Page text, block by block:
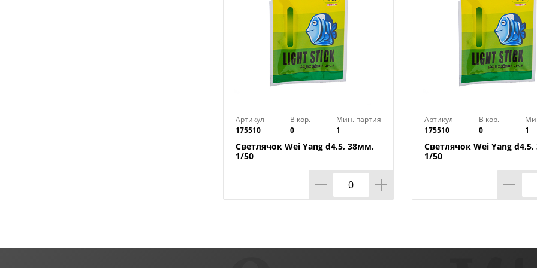
Артикул
175510
В кор.
0
Мин. партия
1
Светлячок Wei Yang d4,5, 38мм,
1/50
Артикул
175510
В кор.
0
1
Светлячок Wei Yang
1/50